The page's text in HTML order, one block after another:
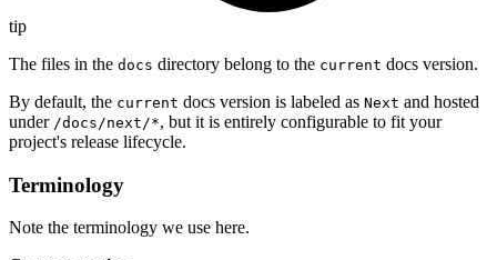
tip
The files in the docs directory belong to the current docs version.
By default, the current docs version is labeled as Next and hosted
under /docs/next/*, but it is entirely configurable to fit your
project's release lifecycle.
Terminology
Note the terminology we use here.